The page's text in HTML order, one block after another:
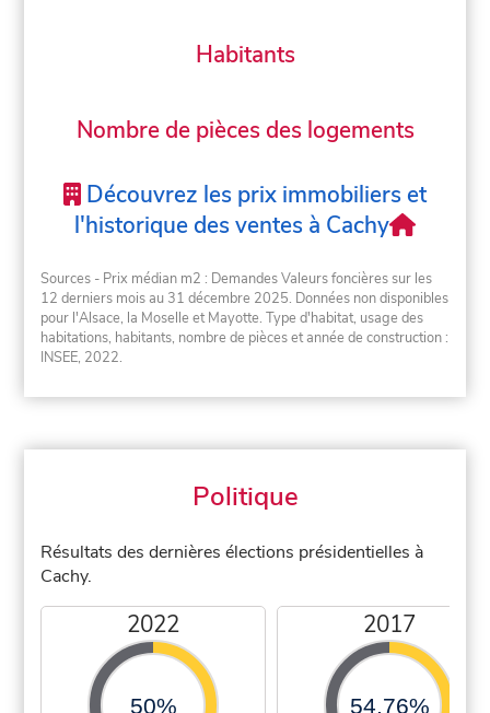
Habitants
Nombre de pièces des logements
Découvrez les prix immobiliers et
l'historique des ventes à Cachy
Sources - Prix médian m2 : Demandes Valeurs foncières sur les
12 derniers mois au 31 décembre 2025. Données non disponibles
pour l'Alsace, la Moselle et Mayotte. Type d'habitat, usage des
habitations, habitants, nombre de pièces et année de construction :
INSEE, 2022.
Politique
Résultats des dernières élections présidentielles à
Cachy.
2022
50%
2017
54,76%